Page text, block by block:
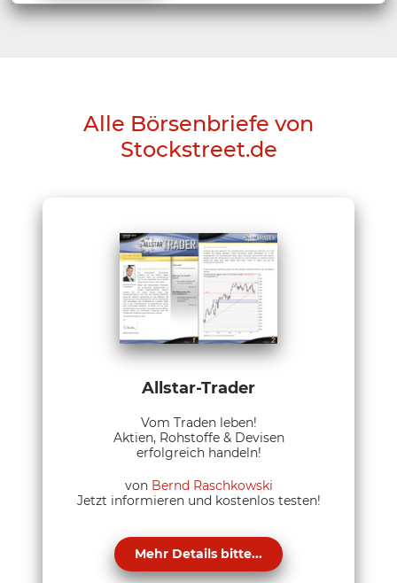
Alle Börsenbriefe von
Stockstreet.de
Allstar-Trader
Vom Traden leben!
Aktien, Rohstoffe & Devisen
erfolgreich handeln!
von Bernd Raschkowski
Jetzt informieren und kostenlos testen!
Mehr Details bitte...